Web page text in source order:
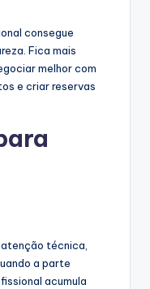
consegue
Fica mais
melhor com
e criar reservas
atenção técnica,
a parte
acumula